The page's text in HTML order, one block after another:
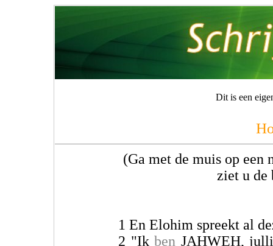
Dit is een
(Ga met de muis op een
ziet u de
1 En Elohim spreekt al
2 "Ikben JAHWEH,